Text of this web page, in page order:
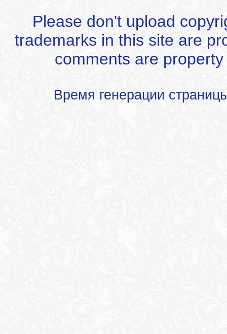
Please don't upload
trademarks in this site are
comments are
Время генерации